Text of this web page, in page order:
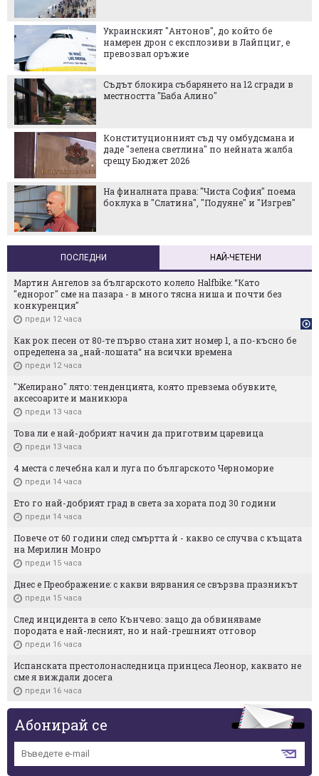
Украинският "Антонов", до който бе
намерен дрон с експлозиви в Лайпциг, е
превозвал оръжие
Съдът блокира събарянето на 12 сгради в
местността "Баба Алино"
Конституционният съд чу омбудсмана и
даде "зелена светлина" по нейната жалба
срещу Бюджет 2026
На финалната права: "Чиста София" поема
боклука в "Слатина", "Подуяне" и "Изгрев"
ПОСЛЕДНИ НАЙ-ЧЕТЕНИ
Мартин Ангелов за българското колело Halfbike: “Като
"еднорог" сме на пазара - в много тясна ниша и почти без
конкуренция"
преди 12 часа
Как рок песен от 80-те първо стана хит номер 1, а по-късно бе
определена за „най-лошата“ на всички времена
преди 12 часа
"Желирано" лято: тенденцията, която превзема обувките,
аксесоарите и маникюра
преди 13 часа
Това ли е най-добрият начин да приготвим царевица
преди 13 часа
4 места с лечебна кал и луга по българското Черноморие
преди 14 часа
Ето го най-добрият град в света за хората под 30 години
преди 14 часа
Повече от 60 години след смъртта ѝ - какво се случва с къщата
на Мерилин Монро
преди 15 часа
Днес е Преображение: с какви вярвания се свързва празникът
преди 15 часа
След инцидента в село Кънчево: защо да обвиняваме
породата е най-лесният, но и най-грешният отговор
преди 16 часа
Испанската престолонаследница принцеса Леонор, каквато не
сме я виждали досега
преди 16 часа
Абонирай се